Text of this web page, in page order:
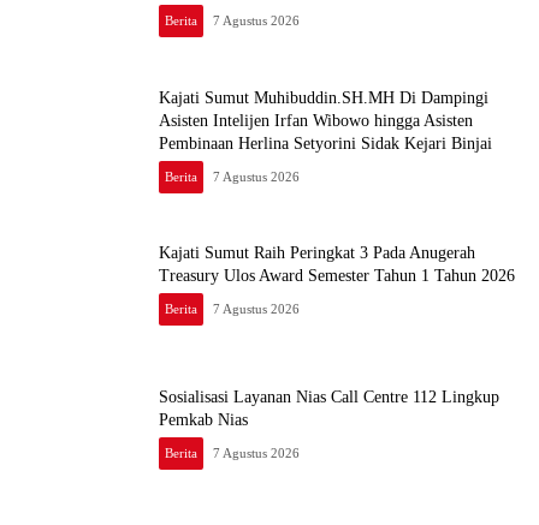
Berita 7 Agustus 2026
Kajati Sumut Muhibuddin.SH.MH Di Dampingi
Asisten Intelijen Irfan Wibowo hingga Asisten
Pembinaan Herlina Setyorini Sidak Kejari Binjai
Berita 7 Agustus 2026
Kajati Sumut Raih Peringkat 3 Pada Anugerah
Treasury Ulos Award Semester Tahun 1 Tahun 2026
Berita 7 Agustus 2026
Sosialisasi Layanan Nias Call Centre 112 Lingkup
Pemkab Nias
Berita 7 Agustus 2026